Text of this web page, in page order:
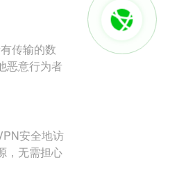
传输的数
恶意行为者
安全地访
，无需担心